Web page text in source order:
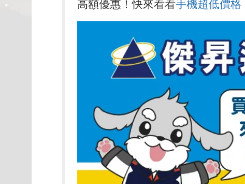
高額優惠！快來看看手機超低價格